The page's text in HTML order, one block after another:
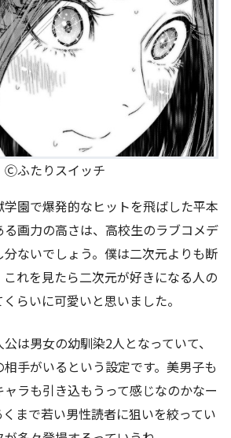
Ⓒふたりスイッチ
園で爆発的なヒットを飛ばした平本
画力の高さは、高校生のラブコメデ
ないでしょう。僕は二次元よりも断
れを見たら二次元が好きになる人の
らいに可愛いと思いました。
は男女の幼馴染2人となっていて、
手がいるという設定です。美男子も
ラも引き込もうって感じなのかなー
まで若い男性読者に狙いを絞ってい